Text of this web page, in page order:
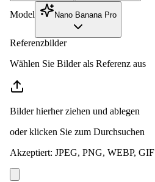
Model Nano Banana Pro
Referenzbilder
Wählen Sie Bilder als Referenz aus
Bilder hierher ziehen und ablegen
oder klicken Sie zum Durchsuchen
Akzeptiert: JPEG, PNG, WEBP, GIF